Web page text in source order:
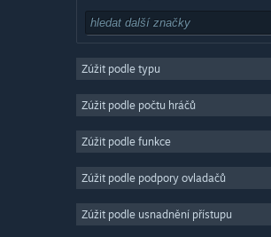
Free to play
Masivně multiplayerové
Nezávislé
Simulátory
Zúžit podle typu
Zúžit podle počtu hráčů
Zúžit podle funkce
Zúžit podle podpory ovladačů
Zúžit podle usnadnění přístupu